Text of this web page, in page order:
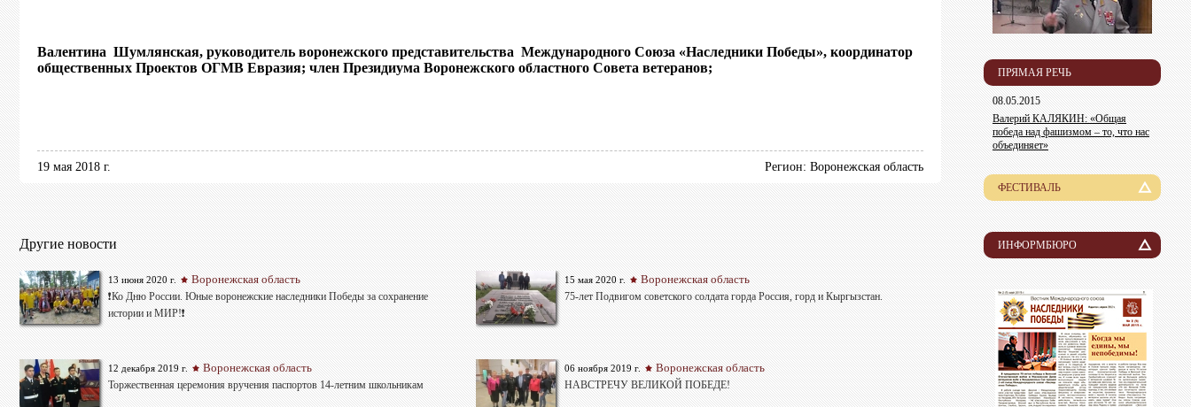
Валентина Шумлянская, руководитель воронежского представительства Международного Союза «Наследники Победы», координатор
общественных Проектов ОГМВ Евразия; член Президиума Воронежского областного Совета ветеранов;
19 мая 2018 г. Регион: Воронежская область
Другие новости
13 июня 2020 г. Воронежская область
❗Ко Дню России. Юные воронежские наследники Победы за сохранение
истории и МИР!❗
15 мая 2020 г. Воронежская область
75-лет Подвигом советского солдата горда Россия, горд и Кыргызстан.
12 декабря 2019 г. Воронежская область
Торжественная церемония вручения паспортов 14-летним школьникам
06 ноября 2019 г. Воронежская область
НАВСТРЕЧУ ВЕЛИКОЙ ПОБЕДЕ!
ПРЯМАЯ РЕЧЬ
08.05.2015
Валерий КАЛЯКИН: «Общая
победа над фашизмом – то, что нас
объединяет»
ФЕСТИВАЛЬ
История
Лауреаты
Организационный комитет
Информация для участников
Дневник фестиваля
ИНФОРМБЮРО
Новости
Пресса о нас
Фотогалерея
Аудиоролики
Видеогалерея